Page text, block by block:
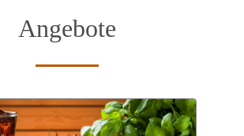
Angebote